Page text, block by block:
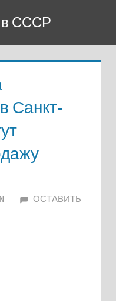
в СССР
Санкт-
ОСТАВИТЬ